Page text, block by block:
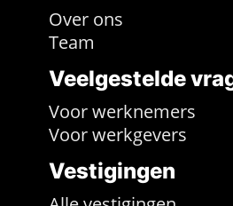
Over ons
Team
Veelgestelde
Voor werknemers
Voor werkgevers
Vestigingen